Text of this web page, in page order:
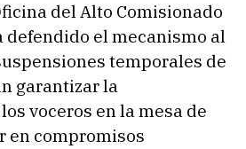
del Alto Comisionado
defendido el mecanismo al
temporales de
garantizar la
voceros en la mesa de
en compromisos